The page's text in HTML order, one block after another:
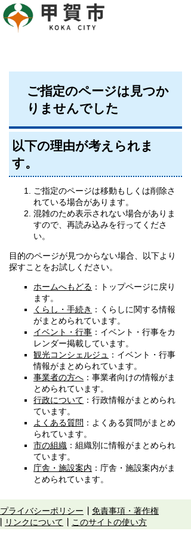
ご指定のページは見つか
りませんでした
以下の理由が考えられま
す。
ご指定のページは移動もしくは削除さ
れている場合があります。
混雑のため表示されない場合がありま
すので、再読み込みを行ってくださ
い。
目的のページが見つからない場合、以下より
探すことをお試しください。
ホームへもどる ：トップページに戻り
ます。
くらし・手続き ：くらしに関する情報
がまとめられています。
イベント・行事 ：イベント・行事をカ
レンダー掲載しています。
観光コンシェルジュ ：イベント・行事
情報がまとめられています。
事業者の方へ ：事業者向けの情報がま
とめられています。
行政について ：行政情報がまとめられ
ています。
よくある質問 ：よくある質問がまとめ
られています。
市の組織 ：組織別に情報がまとめられ
ています。
庁舎・施設案内 ：庁舎・施設案内がま
とめられています。
プライバシーポリシー
免責事項・著作権
リンクについて
このサイトの使い方